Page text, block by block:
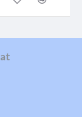
untuk satu
dan mudah